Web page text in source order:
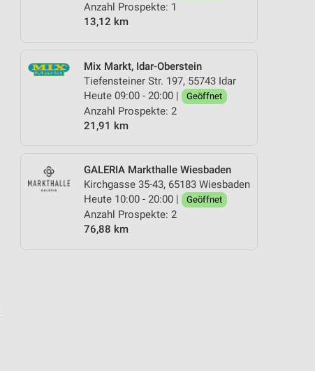
Anzahl Prospekte: 1
13,12 km
Mix Markt, Idar-Oberstein
Tiefensteiner Str. 197, 55743 Idar
Heute 09:00 - 20:00 |
Geöffnet
Anzahl Prospekte: 2
21,91 km
GALERIA Markthalle Wiesbaden
Kirchgasse 35-43, 65183 Wiesbaden
Heute 10:00 - 20:00 |
Geöffnet
Anzahl Prospekte: 2
76,88 km